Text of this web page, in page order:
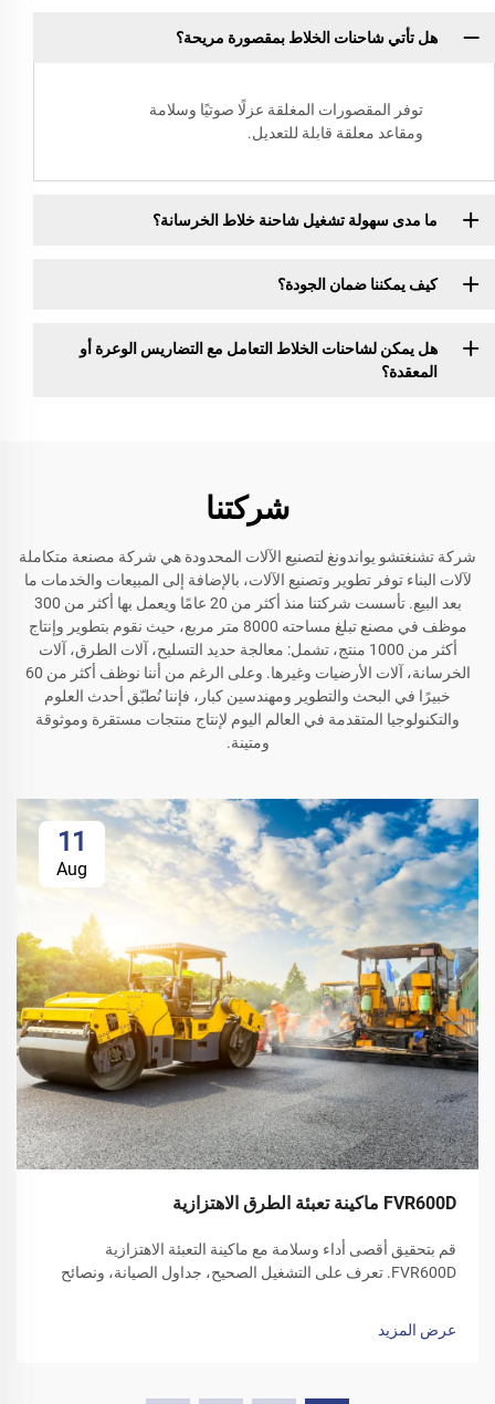
هل تأتي شاحنات الخلاط بمقصورة مريحة؟
توفر المقصورات المغلقة عزلًا صوتيًا وسلامة
ومقاعد معلقة قابلة للتعديل.
ما مدى سهولة تشغيل شاحنة خلاط الخرسانة؟
كيف يمكننا ضمان الجودة؟
هل يمكن لشاحنات الخلاط التعامل مع التضاريس الوعرة أو
المعقدة؟
شركتنا
شركة تشنغتشو يواندونغ لتصنيع الآلات المحدودة هي شركة مصنعة متكاملة
لآلات البناء توفر تطوير وتصنيع الآلات، بالإضافة إلى المبيعات والخدمات ما
بعد البيع. تأسست شركتنا منذ أكثر من 20 عامًا ويعمل بها أكثر من 300
موظف في مصنع تبلغ مساحته 8000 متر مربع، حيث نقوم بتطوير وإنتاج
أكثر من 1000 منتج، تشمل: معالجة حديد التسليح، آلات الطرق، آلات
الخرسانة، آلات الأرضيات وغيرها. وعلى الرغم من أننا نوظف أكثر من 60
خبيرًا في البحث والتطوير ومهندسين كبار، فإننا نُطبّق أحدث العلوم
والتكنولوجيا المتقدمة في العالم اليوم لإنتاج منتجات مستقرة وموثوقة
ومتينة.
11
Aug
FVR600D ماكينة تعبئة الطرق الاهتزازية
قم بتحقيق أقصى أداء وسلامة مع ماكينة التعبئة الاهتزازية
FVR600D. تعرف على التشغيل الصحيح، جداول الصيانة، ونصائح
عرض المزيد